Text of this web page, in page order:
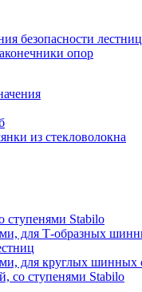
безопасности лестниц
опор
из стекловолокна
ступенями Stabilo
для Т-образных
для круглых шинных
со ступенями Stabilo